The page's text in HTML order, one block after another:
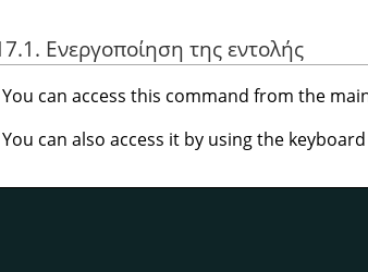
Ενεργοποίηση της εντολής
You can access this command from the
You can also access it by using the